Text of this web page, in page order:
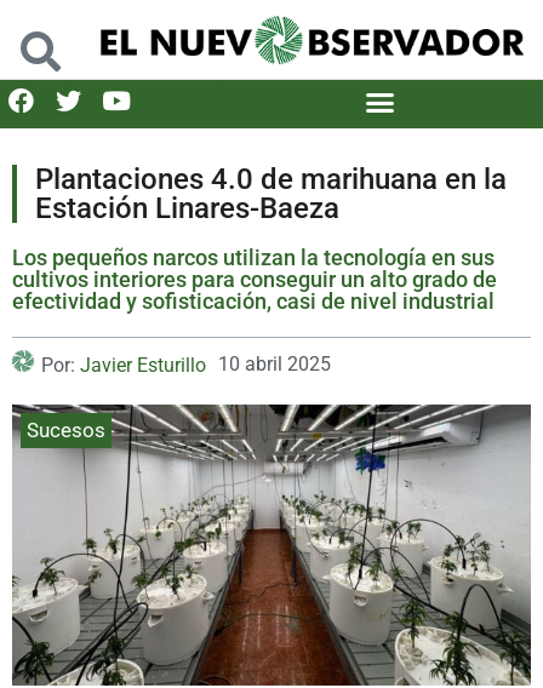
Plantaciones 4.0 de marihuana en la
Estación Linares-Baeza
Los pequeños narcos utilizan la tecnología en sus
cultivos interiores para conseguir un alto grado de
efectividad y sofisticación, casi de nivel industrial
Por: Javier Esturillo 10 abril 2025
Sucesos